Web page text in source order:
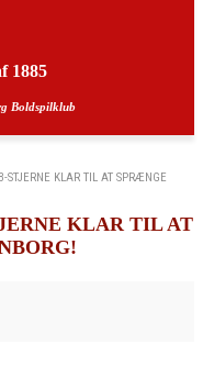
1885
Boldspilklub
STJERNE KLAR TIL AT SPRÆNGE
KLAR TIL AT